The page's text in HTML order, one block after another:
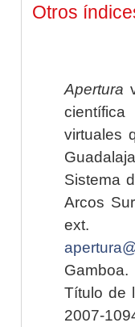
Otros
Apertura
virtuales
Sistema
Arcos
Título de
2007-